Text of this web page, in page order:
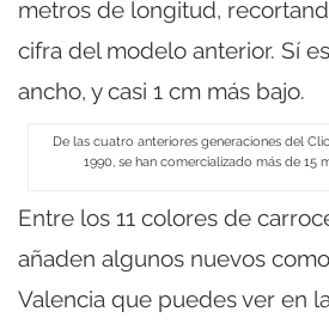
metros de longitud,
cifra del modelo anterior. Sí
ancho, y casi 1 cm más bajo.
De las cuatro anteriores generaciones del
1990, se han comercializado más de 15
Entre los 11 colores de
añaden algunos nuevos
Valencia que puedes ver en